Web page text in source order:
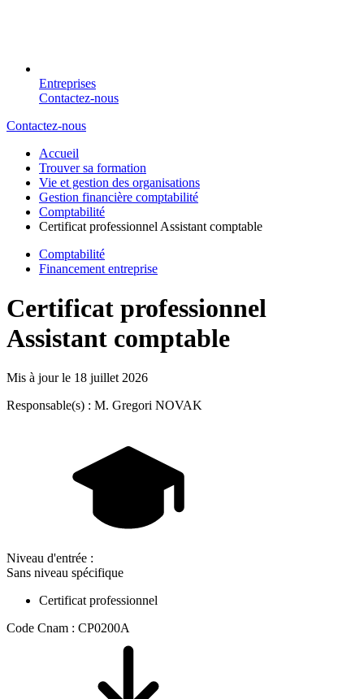
Entreprises
Contactez-nous
Contactez-nous
Accueil
Trouver sa formation
Vie et gestion des organisations
Gestion financière comptabilité
Comptabilité
Certificat professionnel Assistant comptable
Comptabilité
Financement entreprise
Certificat professionnel
Assistant comptable
Mis à jour le 18 juillet 2026
Responsable(s) : M. Gregori NOVAK
Niveau d'entrée :
Sans niveau spécifique
Certificat professionnel
Code Cnam : CP0200A